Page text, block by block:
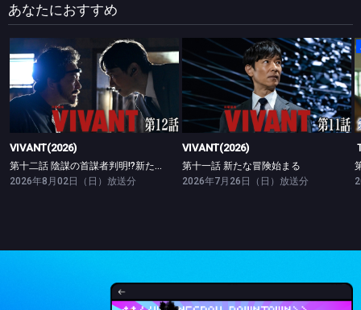
（さかもと・ひろえ）役で山口智子も出演。
あなたにおすすめ
VIVANT(2026)
VIVANT(2026)
第十二話 陰謀の首謀者判明!?新たな仲間との対峙
2026年8月02日（日）放送分
VIVANT(2026)
第十一話 新たな冒険始まる
VIVANT(2026)
第十一話 新たな冒険始まる
2026年7月26日（日）放送分